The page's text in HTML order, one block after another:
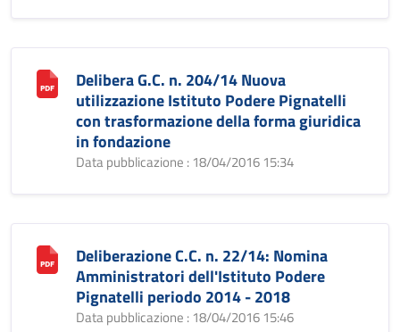
Delibera G.C. n. 204/14 Nuova
utilizzazione Istituto Podere Pignatelli
con trasformazione della forma giuridica
in fondazione
Data pubblicazione : 18/04/2016 15:34
Deliberazione C.C. n. 22/14: Nomina
Amministratori dell'Istituto Podere
Pignatelli periodo 2014 - 2018
Data pubblicazione : 18/04/2016 15:46